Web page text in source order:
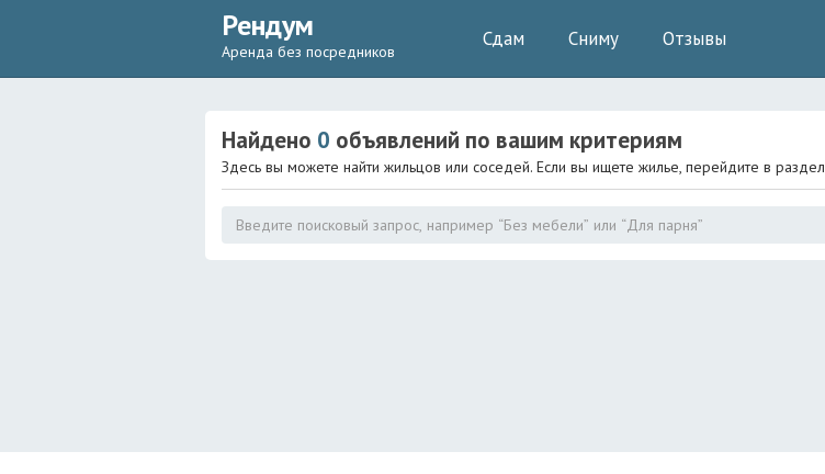
Рендум
Аренда без посредников
Сдам Сниму Отзывы
Найдено 0 объявлений по вашим критериям
Здесь вы можете найти жильцов или соседей. Если вы ищете жилье, перейдите в раздел